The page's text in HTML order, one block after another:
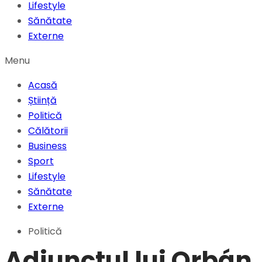
Lifestyle
Sănătate
Externe
Menu
Acasă
Știință
Politică
Călătorii
Business
Sport
Lifestyle
Sănătate
Externe
Politică